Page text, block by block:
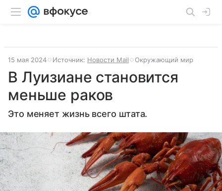
15 мая 2024 Источник: Новости Mail Окружающий мир
В Луизиане становится
меньше раков
Это меняет жизнь всего штата.